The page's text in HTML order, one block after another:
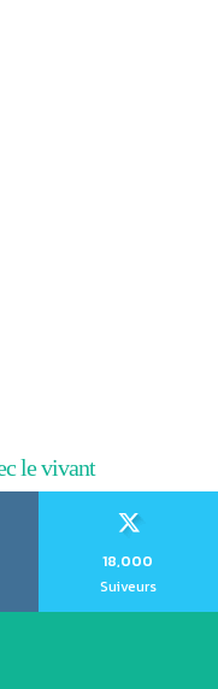
le vivant
18,000
Suiveurs